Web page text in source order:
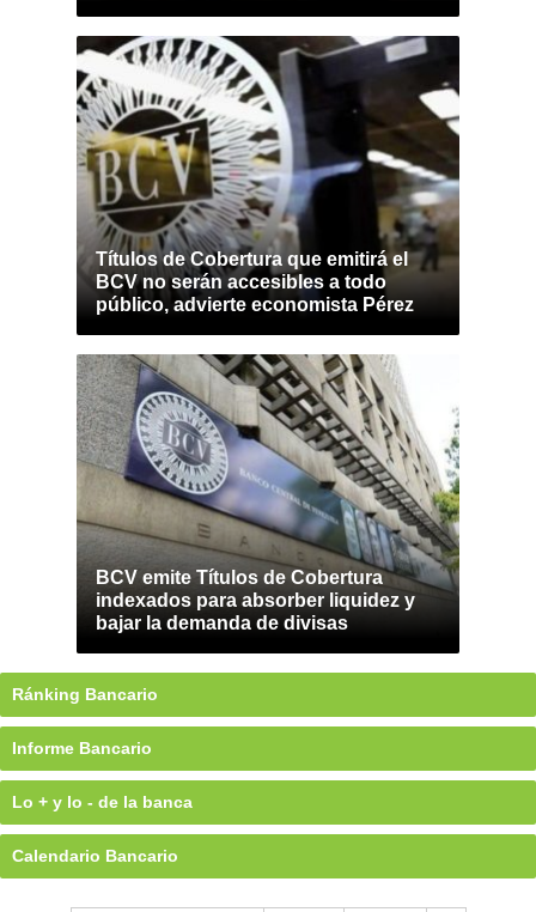
Títulos de Cobertura que emitirá el
BCV no serán accesibles a todo
público, advierte economista Pérez
BCV emite Títulos de Cobertura
indexados para absorber liquidez y
bajar la demanda de divisas
Ránking Bancario
Informe Bancario
Lo + y lo - de la banca
Calendario Bancario